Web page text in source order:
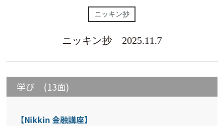
ニッキン抄
ニッキン抄 2025.11.7
学び (13面)
【Nikkin 金融講座】